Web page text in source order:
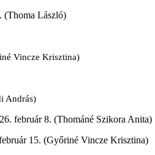
(Thoma László)
Vincze Krisztina)
András)
február 8. (Thománé Szikora Anita)
15. (Győriné Vincze Krisztina)